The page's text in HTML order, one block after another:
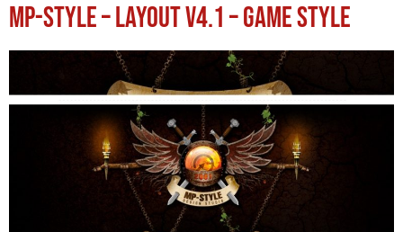
MP-STYLE – Layout V4.1 – Game Style